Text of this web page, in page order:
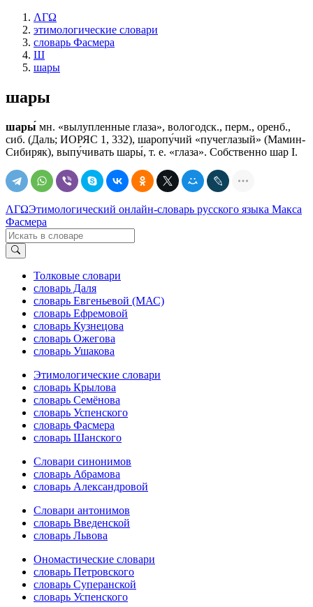
ΛΓΩ
этимологические словари
словарь Фасмера
Ш
шары
шары
шары́ мн. «вылупленные глаза», вологодск., перм., оренб.,
сиб. (Даль; ИОРЯС 1, 332), шаропу́чий «пучеглазый» (Мамин-
Сибиряк), выпу́чивать шары́, т. е. «глаза». Собственно шар I.
ΛΓΩЭтимологический онлайн-словарь русского языка Макса
Фасмера
Толковые словари
словарь Даля
словарь Евгеньевой (МАС)
словарь Ефремовой
словарь Кузнецова
словарь Ожегова
словарь Ушакова
Этимологические словари
словарь Крылова
словарь Семёнова
словарь Успенского
словарь Фасмера
словарь Шанского
Словари синонимов
словарь Абрамова
словарь Александровой
Словари антонимов
словарь Введенской
словарь Львова
Ономастические словари
словарь Петровского
словарь Суперанской
словарь Успенского